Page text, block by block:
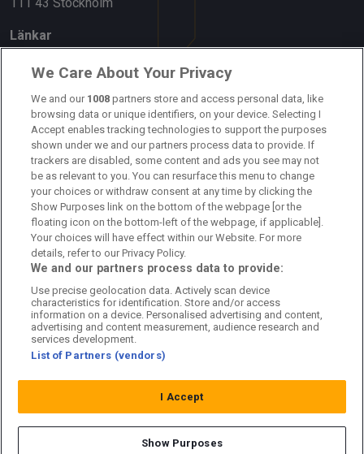
Länkar
Om oss
Kontakta oss
Kundtjänst
Sponsor: Rekatochklart
Annonsera på Fotbolldirekt
Redaktionell policy
Personuppgiftspolicy
Cookiepolicy
Arkiv
We Care About Your Privacy
We and our 1008 partners store and access personal data, like
browsing data or unique identifiers, on your device. Selecting I
Accept enables tracking technologies to support the purposes
shown under we and our partners process data to provide. If
trackers are disabled, some content and ads you see may not
be as relevant to you. You can resurface this menu to change
your choices or withdraw consent at any time by clicking the
Show Purposes link on the bottom of the webpage [or the
floating icon on the bottom-left of the webpage, if applicable].
Your choices will have effect within our Website. For more
details, refer to our Privacy Policy.
We and our partners process data to provide:
Use precise geolocation data. Actively scan device
characteristics for identification. Store and/or access
information on a device. Personalised advertising and content,
advertising and content measurement, audience research and
services development.
List of Partners (vendors)
I Accept
Show Purposes